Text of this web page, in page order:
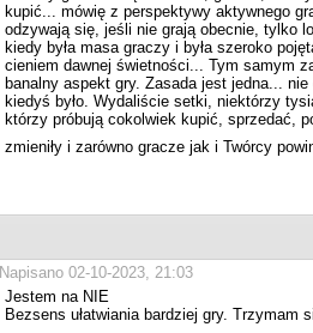
kupić... mówię z perspektywy aktywnego
odzywają się, jeśli nie grają obecnie, tylko
kiedy była masa graczy i była szeroko
cieniem dawnej świetności... Tym samym
banalny aspekt gry. Zasada jest jedna...
kiedyś było. Wydaliście setki, niektórzy
którzy próbują cokolwiek kupić, sprzedać,
zmieniły i zarówno gracze jak i Twórcy
Napisano 02-10-2023, 21:03
Jestem na NIE
Bezsens ułatwiania bardziej gry. Trzymam